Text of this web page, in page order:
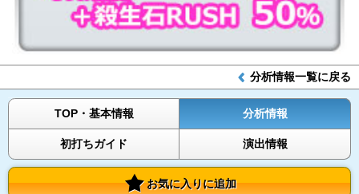
分析情報一覧に戻る
TOP・基本情報 分析情報
初打ちガイド 演出情報
お気に入りに追加